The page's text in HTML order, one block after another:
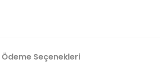
Ödeme Seçenekleri